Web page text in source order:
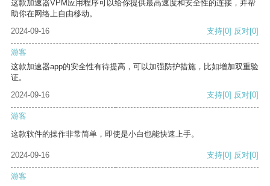
这款加速器VPM应用程序可以给你提供最高速度和安全性的连接，并帮
助你在网络上自由移动。
2024-09-16
支持[0] 反对[0]
游客
这款加速器app的安全性有待提高，可以加强防护措施，比如增加双重验
证。
2024-09-16
支持[0] 反对[0]
游客
这款软件的操作非常简单，即使是小白也能快速上手。
2024-09-16 支持[0] 反对[0]
游客